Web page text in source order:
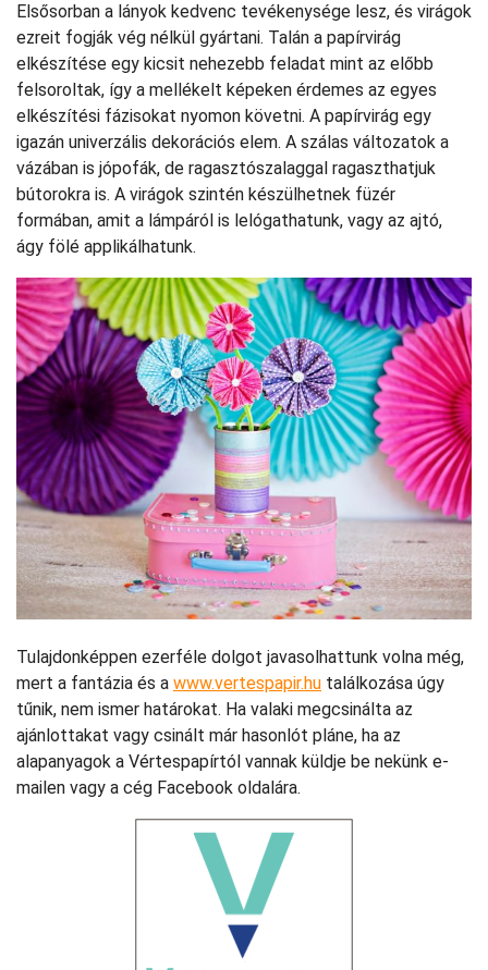
Elsősorban a lányok kedvenc tevékenysége lesz, és virágok
ezreit fogják vég nélkül gyártani. Talán a papírvirág
elkészítése egy kicsit nehezebb feladat mint az előbb
felsoroltak, így a mellékelt képeken érdemes az egyes
elkészítési fázisokat nyomon követni. A papírvirág egy
igazán univerzális dekorációs elem. A szálas változatok a
vázában is jópofák, de ragasztószalaggal ragaszthatjuk
bútorokra is. A virágok szintén készülhetnek füzér
formában, amit a lámpáról is lelógathatunk, vagy az ajtó,
ágy fölé applikálhatunk.
Tulajdonképpen ezerféle dolgot javasolhattunk volna még,
mert a fantázia és a www.vertespapir.hu találkozása úgy
tűnik, nem ismer határokat. Ha valaki megcsinálta az
ajánlottakat vagy csinált már hasonlót pláne, ha az
alapanyagok a Vértespapírtól vannak küldje be nekünk e-
mailen vagy a cég Facebook oldalára.